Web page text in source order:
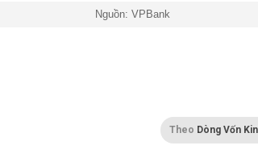
Nguồn: VPBank
Theo Dòng Vốn